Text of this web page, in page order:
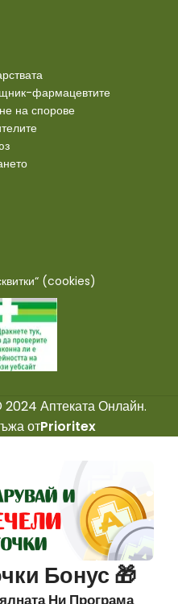
фармацевтите
на спорове
(cookies)
2024 Аптеката Онлайн.
отPrioritex
Бонус 🎁
Ни Програма